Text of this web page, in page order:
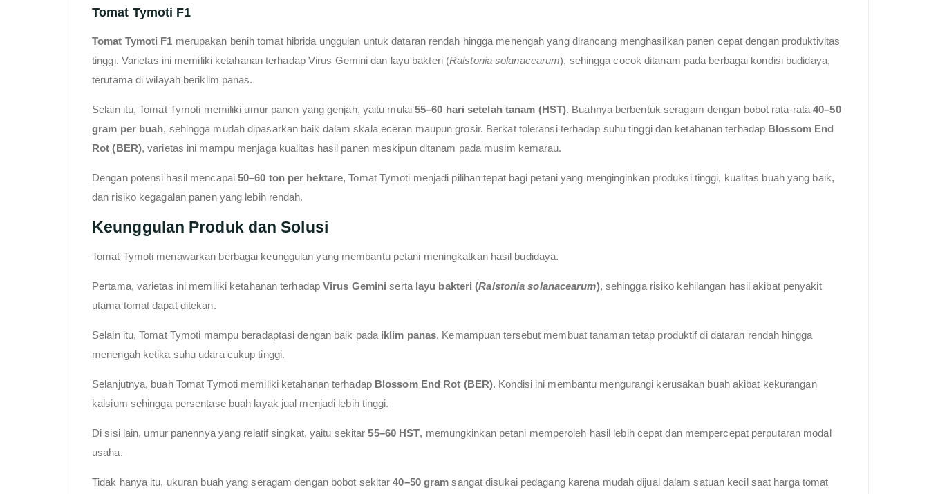
Tomat Tymoti F1
Tomat Tymoti F1 merupakan benih tomat hibrida unggulan untuk dataran rendah hingga menengah yang dirancang menghasilkan panen cepat dengan produktivitas
tinggi. Varietas ini memiliki ketahanan terhadap Virus Gemini dan layu bakteri (Ralstonia solanacearum), sehingga cocok ditanam pada berbagai kondisi budidaya,
terutama di wilayah beriklim panas.
Selain itu, Tomat Tymoti memiliki umur panen yang genjah, yaitu mulai 55–60 hari setelah tanam (HST). Buahnya berbentuk seragam dengan bobot rata-rata40–50
gram per buah, sehingga mudah dipasarkan baik dalam skala eceran maupun grosir. Berkat toleransi terhadap suhu tinggi dan ketahanan terhadap Blossom End
Rot (BER), varietas ini mampu menjaga kualitas hasil panen meskipun ditanam pada musim kemarau.
Dengan potensi hasil mencapai 50–60 ton per hektare, Tomat Tymoti menjadi pilihan tepat bagi petani yang menginginkan produksi tinggi, kualitas buah yang baik,
dan risiko kegagalan panen yang lebih rendah.
Keunggulan Produk dan Solusi
Tomat Tymoti menawarkan berbagai keunggulan yang membantu petani meningkatkan hasil budidaya.
Pertama, varietas ini memiliki ketahanan terhadap Virus Gemini serta layu bakteri (Ralstonia solanacearum), sehingga risiko kehilangan hasil akibat penyakit
utama tomat dapat ditekan.
Selain itu, Tomat Tymoti mampu beradaptasi dengan baik pada iklim panas. Kemampuan tersebut membuat tanaman tetap produktif di dataran rendah hingga
menengah ketika suhu udara cukup tinggi.
Selanjutnya, buah Tomat Tymoti memiliki ketahanan terhadap Blossom End Rot (BER). Kondisi ini membantu mengurangi kerusakan buah akibat kekurangan
kalsium sehingga persentase buah layak jual menjadi lebih tinggi.
Di sisi lain, umur panennya yang relatif singkat, yaitu sekitar55–60 HST, memungkinkan petani memperoleh hasil lebih cepat dan mempercepat perputaran modal
usaha.
Tidak hanya itu, ukuran buah yang seragam dengan bobot sekitar40–50 gram sangat disukai pedagang karena mudah dijual dalam satuan kecil saat harga tomat